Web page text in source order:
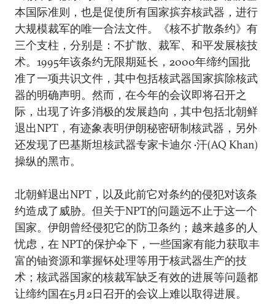
本国际准则，也是促使所有国家摈弃核武器，进行
大规模裁军的唯一合法文件。《核不扩散条约》有
三个支柱，分别是：不扩散、裁军、和平发展核技
术。1995年该条约无限期延长，2000年缔约国批
准了一项共识文件，其中包括核武器国家摈除核武
器的明确声明。然而，在今年的会议即将召开之
际，出现了许多消极的发展趋向，其中包括北朝鲜
退出NPT，有迹象表明伊朗秘密研制核武器，另外
还发现了巴基斯坦核武器专家卡迪尔 •汗(AQ Khan)
操纵的黑市。
北朝鲜退出NPT，以及此前它对条约的侵犯对该条
约造成了威胁。但关于NPT的问题远不止于这一个
国家。伊朗曾经侵犯它的防卫条约；越来越多的人
忧虑，在 NPT的保护伞下，一些国家有能力获取丰
富的铀资源和掌握钚处理等用于核武器生产的技
术；核武器国家的核裁军缺乏有效的进展等问题都
让缔约国在5月2日召开的会议上难以取得进展。